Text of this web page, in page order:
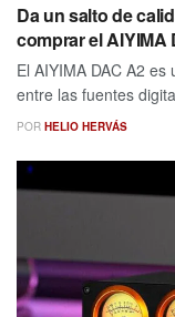
Da un salto de
comprar el AIYIMA
El AIYIMA DAC A2
entre las fuentes
POR HELIO HERVÁS